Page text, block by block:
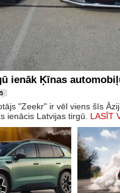
ienāk Ķīnas
5
"Zeekr" ir vēl viens šīs
ienācis Latvijas tirgū. LASĪT